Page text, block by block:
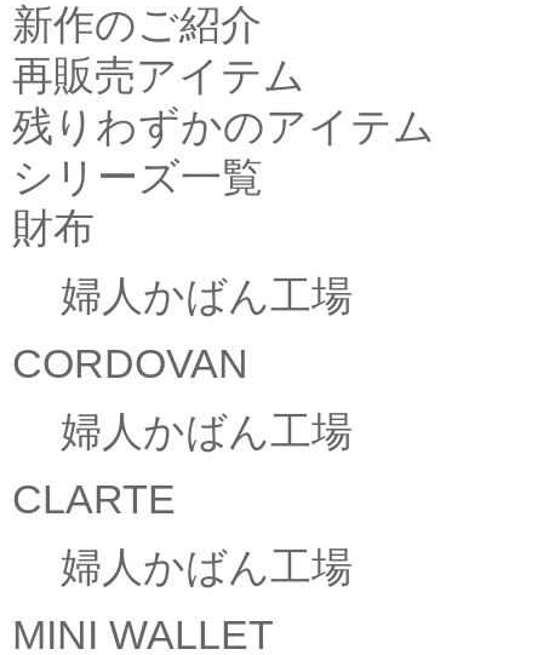
新作のご紹介
再販売アイテム
残りわずかのアイテム
シリーズ一覧
財布
婦人かばん工場
CORDOVAN
婦人かばん工場
CLARTE
婦人かばん工場
MINI WALLET